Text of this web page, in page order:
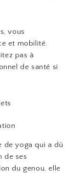
vous
et mobilité.
pas à
de santé si
de yoga qui a dû
de ses
du genou, elle